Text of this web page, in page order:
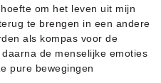
om het leven uit mijn
te brengen in een andere
als kompas voor de
de menselijke emoties
pure bewegingen